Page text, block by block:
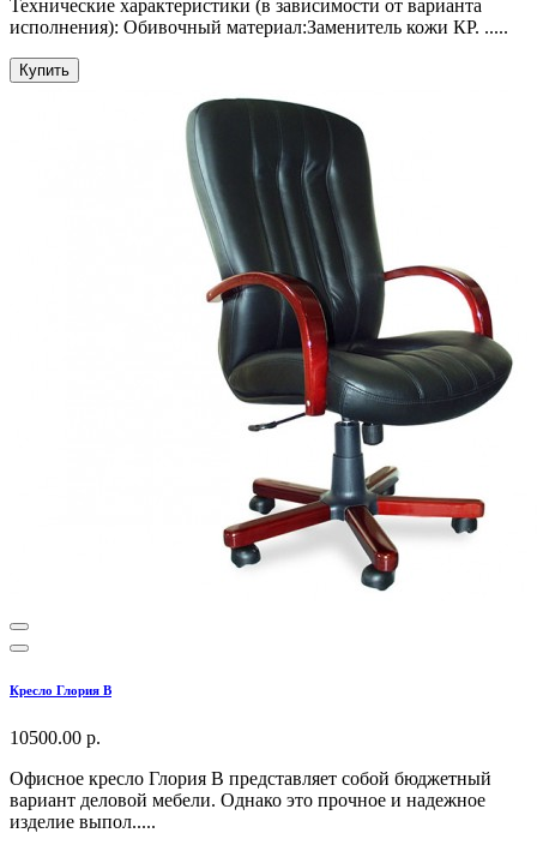
Технические характеристики (в зависимости от варианта
исполнения): Обивочный материал:Заменитель кожи КР. .....
Купить
Кресло Глория В
10500.00 р.
Офисное кресло Глория В представляет собой бюджетный
вариант деловой мебели. Однако это прочное и надежное
изделие выпол.....